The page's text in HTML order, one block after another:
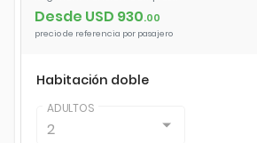
Desde USD 930.00
precio de referencia por pasajero
Habitación doble
2
ADULTOS